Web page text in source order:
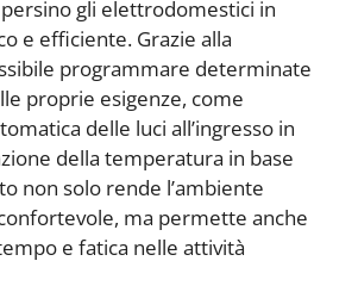
gli elettrodomestici in
e efficiente. Grazie alla
programmare determinate
proprie esigenze, come
delle luci all’ingresso in
della temperatura in base
non solo rende l’ambiente
ma permette anche
e fatica nelle attività